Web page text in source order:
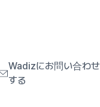
Wadizにお問い合わせ
する